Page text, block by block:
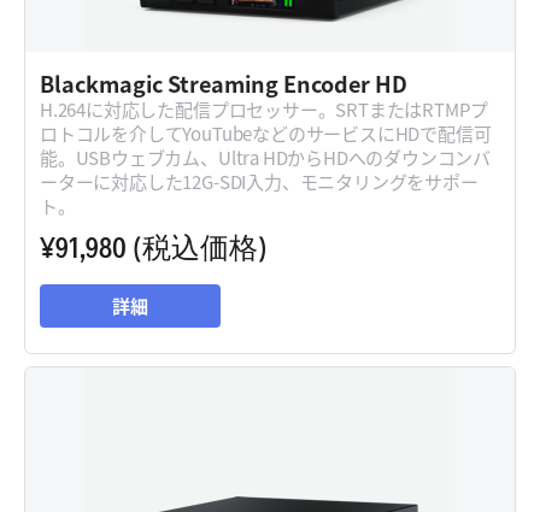
BlackmagicStreaming Encoder HD
H.264に対応した配信プロセッサー。SRTまたはRTMPプ
ロトコルを介してYouTubeなどのサービスにHDで配信可
能。USBウェブカム、Ultra HDからHDへのダウンコンバ
ーターに対応した12G-SDI入力、モニタリングをサポー
ト。
¥91,980 (税込価格)
詳細